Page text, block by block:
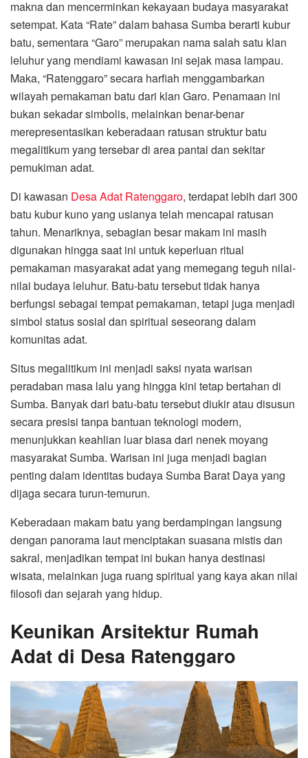
makna dan mencerminkan kekayaan budaya masyarakat
setempat. Kata “Rate” dalam bahasa Sumba berarti kubur
batu, sementara “Garo” merupakan nama salah satu klan
leluhur yang mendiami kawasan ini sejak masa lampau.
Maka, “Ratenggaro” secara harfiah menggambarkan
wilayah pemakaman batu dari klan Garo. Penamaan ini
bukan sekadar simbolis, melainkan benar-benar
merepresentasikan keberadaan ratusan struktur batu
megalitikum yang tersebar di area pantai dan sekitar
pemukiman adat.
Di kawasan Desa Adat Ratenggaro, terdapat lebih dari 300
batu kubur kuno yang usianya telah mencapai ratusan
tahun. Menariknya, sebagian besar makam ini masih
digunakan hingga saat ini untuk keperluan ritual
pemakaman masyarakat adat yang memegang teguh nilai-
nilai budaya leluhur. Batu-batu tersebut tidak hanya
berfungsi sebagai tempat pemakaman, tetapi juga menjadi
simbol status sosial dan spiritual seseorang dalam
komunitas adat.
Situs megalitikum ini menjadi saksi nyata warisan
peradaban masa lalu yang hingga kini tetap bertahan di
Sumba. Banyak dari batu-batu tersebut diukir atau disusun
secara presisi tanpa bantuan teknologi modern,
menunjukkan keahlian luar biasa dari nenek moyang
masyarakat Sumba. Warisan ini juga menjadi bagian
penting dalam identitas budaya Sumba Barat Daya yang
dijaga secara turun-temurun.
Keberadaan makam batu yang berdampingan langsung
dengan panorama laut menciptakan suasana mistis dan
sakral, menjadikan tempat ini bukan hanya destinasi
wisata, melainkan juga ruang spiritual yang kaya akan nilai
filosofi dan sejarah yang hidup.
Keunikan Arsitektur Rumah
Adat di Desa Ratenggaro